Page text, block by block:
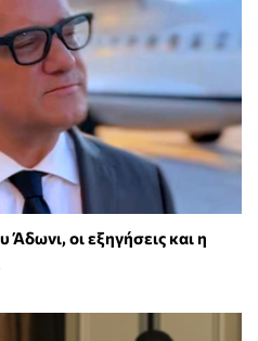
Άδωνι, οι εξηγήσεις και η